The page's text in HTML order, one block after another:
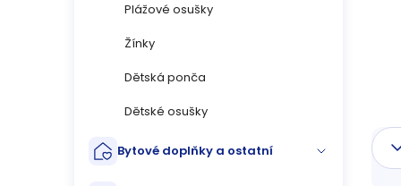
Plážové osušky
Žínky
Dětská ponča
Dětské osušky
Bytové doplňky a ostatní